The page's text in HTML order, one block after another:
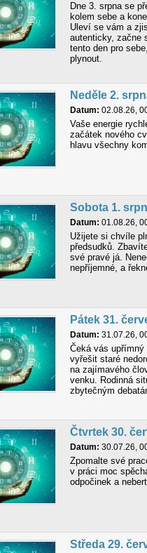
Dne 3. srpna se
kolem sebe a
Uleví se vám a
autenticky, začne
tento den pro
plynout.
Neděle 2.
Datum: 02.08.26,
Vaše energie
začátek nového
hlavu všechny
Sobota 1.
Datum: 01.08.26,
Užijete si chvíle
předsudků.
své pravé já.
nepříjemné, a
Pátek 31.
Datum: 31.07.26,
Čeká vás upřímný
vyřešit staré
na zajímavého
venku. Rodinná
zbytečným
Čtvrtek 30.
Datum: 30.07.26,
Zpomalte své
v práci moc
odpočinek a
Středa 29.